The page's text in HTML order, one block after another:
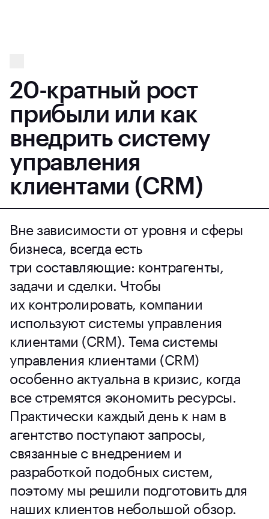
20-кратный рост
прибыли или как
внедрить систему
управления
клиентами (CRM)
Вне зависимости от уровня и сферы
бизнеса, всегда есть
три составляющие: контрагенты,
задачи и сделки. Чтобы
их контролировать, компании
используют системы управления
клиентами (CRM). Тема системы
управления клиентами (CRM)
особенно актуальна в кризис, когда
все стремятся экономить ресурсы.
Практически каждый день к нам в
агентство поступают запросы,
связанные с внедрением и
разработкой подобных систем,
поэтому мы решили подготовить для
наших клиентов небольшой обзор.